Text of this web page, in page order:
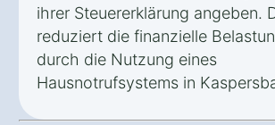
ihrer Steuererklärung angeben.
reduziert die finanzielle
durch die Nutzung eines
Hausnotrufsystems in